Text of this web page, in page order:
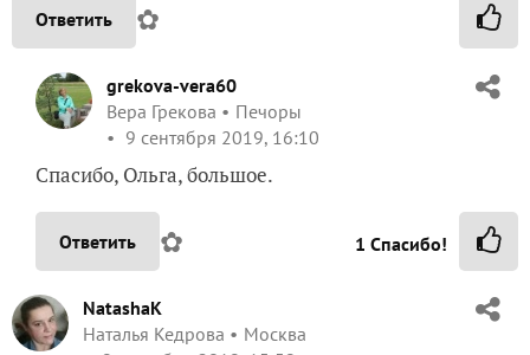
Ответить
NatashaK
Наталья Кедрова
Москва
9 сентября 2019, 15:59
Вера, потрясающе! Удивительнейшее место, такой
ландшафт, такая гармония, красота и спокойствие.
Просто невозможно даже виртуально оторваться.
Очень-очень впечатлилась, несколько раз
просматривала фотографии, всматривалась. Спасибо
огромное за экскурсию!